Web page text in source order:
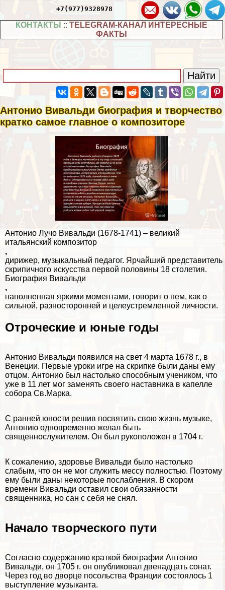
+7(977)9328978
КОНТАКТЫ :: TELEGRAM-КАНАЛ ИНТЕРЕСНЫЕ
ФАКТЫ
Антонио Вивальди биография и творчество
кратко самое главное о композиторе
Антонио Лучо Вивальди (1678-1741) – великий
итальянский композитор
,
дирижер, музыкальный педагог. Ярчайший представитель
скрипичного искусства первой половины 18 столетия.
Биография Вивальди
,
наполненная яркими моментами, говорит о нем, как о
сильной, разносторонней и целеустремленной личности.
Отроческие и юные годы
Антонио Вивальди появился на свет 4 марта 1678 г., в
Венеции. Первые уроки игре на скрипке были даны ему
отцом. Антонио был настолько способным учеником, что
уже в 11 лет мог заменять своего наставника в капелле
собора Св.Марка.
С ранней юности решив посвятить свою жизнь музыке,
Антонию одновременно желал быть
священнослужителем. Он был рукоположен в 1704 г.
К сожалению, здоровье Вивальди было настолько
слабым, что он не мог служить мессу полностью. Поэтому
ему были даны некоторые послабления. В скором
времени Вивальди оставил свои обязанности
священника, но сан с себя не снял.
Начало творческого пути
Согласно содержанию краткой биографии Антонио
Вивальди, он 1705 г. он опубликовал двенадцать сонат.
Через год во дворце посольства Франции состоялось 1
выступление музыканта.